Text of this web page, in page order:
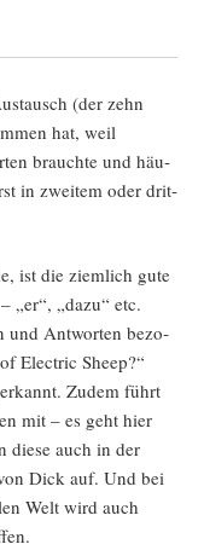
(der zehn
hat, weil
brauch­te und häu­
in zwei­tem oder drit­
ist die ziem­lich gute
„er“, „dazu“ etc.
und Ant­wor­ten bezo­
Elec­tric Sheep?“
Zudem führt
mit – es geht hier
die­se auch in der
Dick auf. Und bei
Welt wird auch